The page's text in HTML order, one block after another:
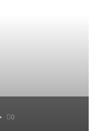
0